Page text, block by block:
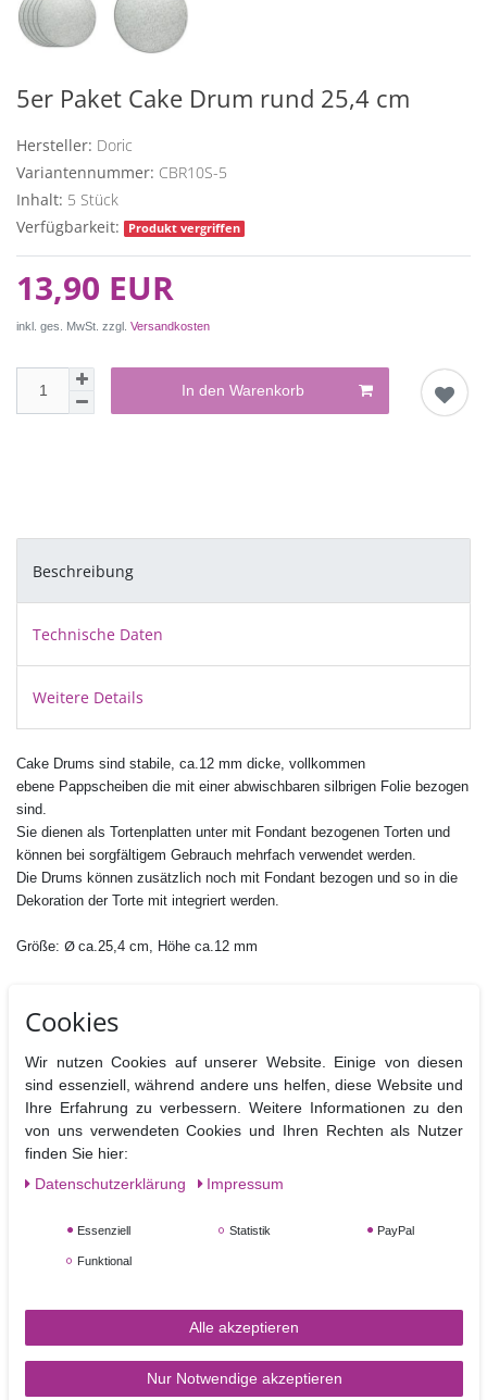
5er Paket Cake Drum rund 25,4 cm
Hersteller: Doric
Variantennummer: CBR10S-5
Inhalt: 5 Stück
Verfügbarkeit:
Produkt vergriffen
13,90 EUR
inkl. ges. MwSt. zzgl. Versandkosten
In den Warenkorb
Beschreibung
Technische Daten
Weitere Details
Cake Drums sind stabile, ca.12 mm dicke, vollkommen
ebene Pappscheiben die mit einer abwischbaren silbrigen Folie bezogen
sind.
Sie dienen als Tortenplatten unter mit Fondant bezogenen Torten und
können bei sorgfältigem Gebrauch mehrfach verwendet werden.
Die Drums können zusätzlich noch mit Fondant bezogen und so in die
Dekoration der Torte mit integriert werden.
Größe: Ø ca.25,4 cm, Höhe ca.12 mm
Angesehene Produkte
rund 25,4 cm
Cookies
Wir nutzen Cookies auf unserer Website. Einige von diesen
sind essenziell, während andere uns helfen, diese Website und
Ihre Erfahrung zu verbessern. Weitere Informationen zu den
von uns verwendeten Cookies und Ihren Rechten als Nutzer
finden Sie hier:
Daten­schutz­erklärung
Impressum
Essenziell Statistik PayPal
Funktional
Alle akzeptieren
Nur Notwendige akzeptieren